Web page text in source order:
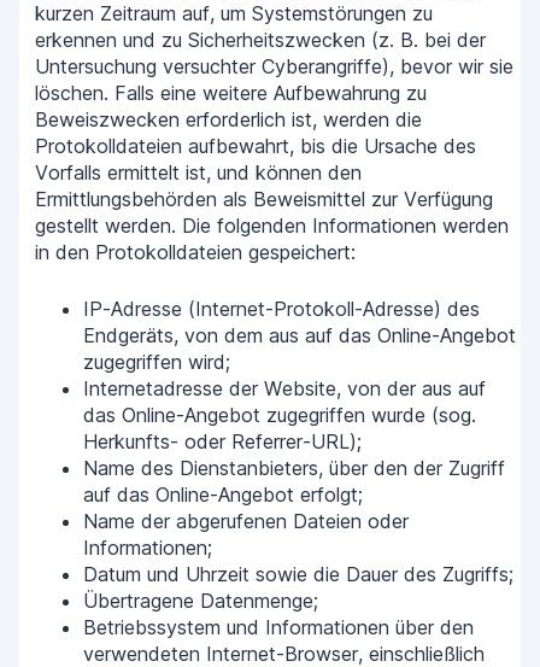
kurzen Zeitraum auf, um Systemstörungen zu
erkennen und zu Sicherheitszwecken (z. B. bei der
Untersuchung versuchter Cyberangriffe), bevor wir sie
löschen. Falls eine weitere Aufbewahrung zu
Beweiszwecken erforderlich ist, werden die
Protokolldateien aufbewahrt, bis die Ursache des
Vorfalls ermittelt ist, und können den
Ermittlungsbehörden als Beweismittel zur Verfügung
gestellt werden. Die folgenden Informationen werden
in den Protokolldateien gespeichert:
IP-Adresse (Internet-Protokoll-Adresse) des
Endgeräts, von dem aus auf das Online-Angebot
zugegriffen wird;
Internetadresse der Website, von der aus auf
das Online-Angebot zugegriffen wurde (sog.
Herkunfts- oder Referrer-URL);
Name des Dienstanbieters, über den der Zugriff
auf das Online-Angebot erfolgt;
Name der abgerufenen Dateien oder
Informationen;
Datum und Uhrzeit sowie die Dauer des Zugriffs;
Übertragene Datenmenge;
Betriebssystem und Informationen über den
verwendeten Internet-Browser, einschließlich